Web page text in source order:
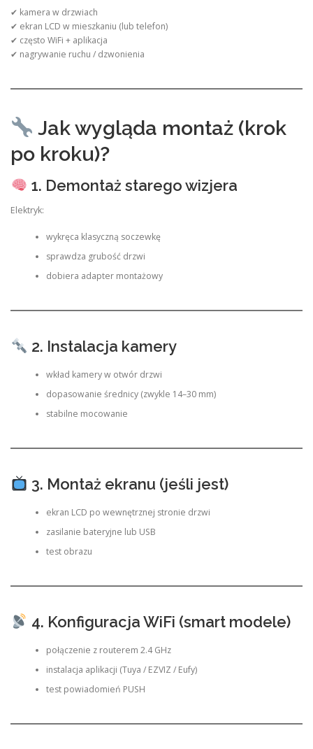
✔ kamera w drzwiach
✔ ekran LCD w mieszkaniu (lub telefon)
✔ często WiFi + aplikacja
✔ nagrywanie ruchu / dzwonienia
Jak wygląda montaż (krok
po kroku)?
1. Demontaż starego wizjera
Elektryk:
wykręca klasyczną soczewkę
sprawdza grubość drzwi
dobiera adapter montażowy
2. Instalacja kamery
wkład kamery w otwór drzwi
dopasowanie średnicy (zwykle 14–30 mm)
stabilne mocowanie
3. Montaż ekranu (jeśli jest)
ekran LCD po wewnętrznej stronie drzwi
zasilanie bateryjne lub USB
test obrazu
4. Konfiguracja WiFi (smart modele)
połączenie z routerem 2.4 GHz
instalacja aplikacji (Tuya / EZVIZ / Eufy)
test powiadomień PUSH